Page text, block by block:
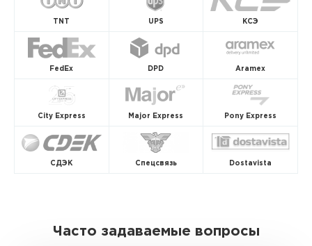
TNT UPS КСЭ
FedEx DPD Aramex
City Express Major Express Pony Express
СДЭК Спецсвязь Dostavista
Часто задаваемые вопросы